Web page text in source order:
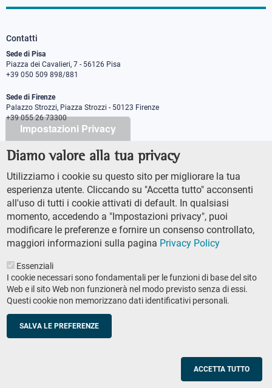
Impostazioni Privacy
Diamo valore alla tua privacy
Utilizziamo i cookie su questo sito per migliorare la tua
esperienza utente. Cliccando su "Accetta tutto" acconsenti
all'uso di tutti i cookie attivati di default. In qualsiasi
momento, accedendo a "Impostazioni privacy", puoi
modificare le preferenze e fornire un consenso controllato,
maggiori informazioni sulla pagina Privacy Policy
Essenziali
I cookie necessari sono fondamentali per le funzioni di base del sito
Web e il sito Web non funzionerà nel modo previsto senza di essi.
Questi cookie non memorizzano dati identificativi personali.
SALVA LE PREFERENZE
ACCETTA TUTTO
Contatti
Sede di Pisa
Piazza dei Cavalieri, 7 - 56126 Pisa
+39 050 509 898/881
Sede di Firenze
Palazzo Strozzi, Piazza Strozzi - 50123 Firenze
+39 055 26 73300
PEC protocollo@pec.sns.it
Codice Fiscale 8000 5050507
Ufficio comunicazione
Addetto stampa
URP - Ufficio relazioni con il pubblico
Footer
secondary
AMMINISTRAZIONE TRASPARENTE
© Scuola Normale Superiore 2023